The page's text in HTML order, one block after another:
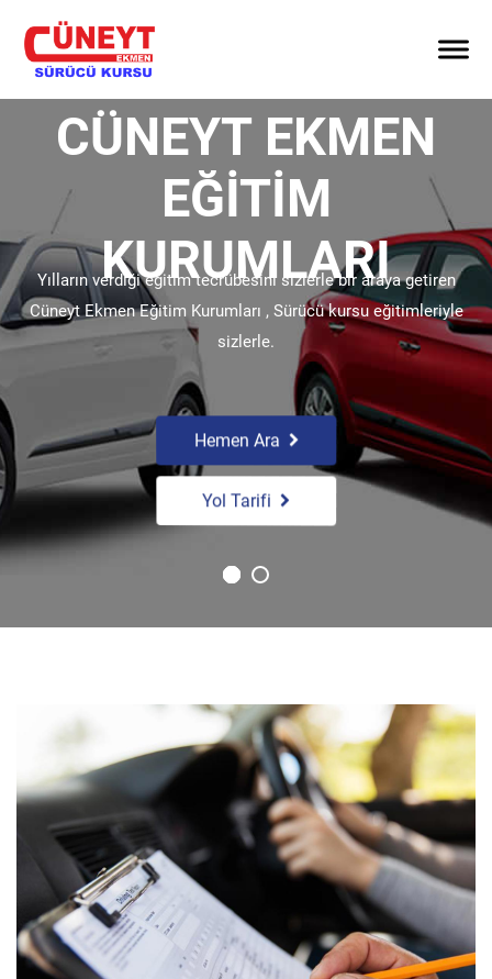
CÜNEYT EKMEN
EĞITIM
KURUMLARI
Yılların verdiği eğitim tecrübesini sizlerle bir araya getiren
Cüneyt Ekmen Eğitim Kurumları , Sürücü kursu eğitimleriyle
sizlerle.